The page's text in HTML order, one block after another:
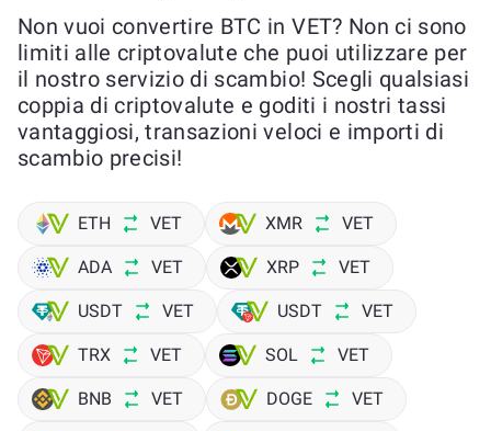
Non vuoi convertire BTC in VET? Non ci sono
limiti alle criptovalute che puoi utilizzare per
il nostro servizio di scambio! Scegli qualsiasi
coppia di criptovalute e goditi i nostri tassi
vantaggiosi, transazioni veloci e importi di
scambio precisi!
ETH VET XMR VET
ADA VET XRP VET
USDT VET USDT VET
TRX VET SOL VET
BNB VET DOGE VET